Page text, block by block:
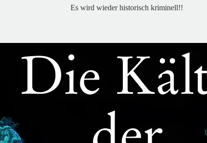
Es wird wieder historisch kriminell!!